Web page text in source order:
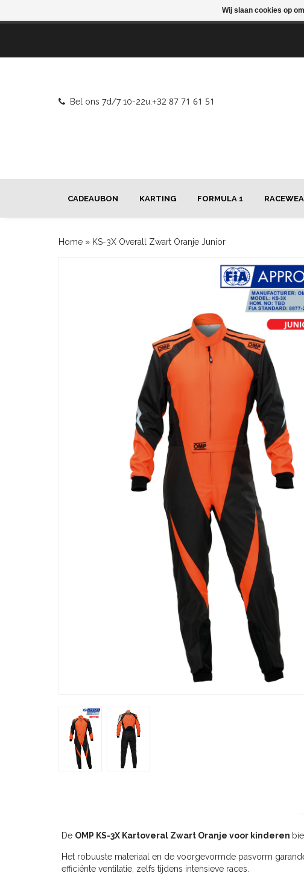
Bel ons 7d/7 10-22u:+32 87 71 61 51
CADEAUBON KARTING FORMULA 1
Home » KS-3X Overall Zwart Oranje Junior
De OMP KS-3X Kartoveral Zwart Oranje voor kinderen
Het robuuste materiaal en de voorgevormde pasvorm
efficiënte ventilatie, zelfs tijdens intensieve races.
Wij slaan cookies op